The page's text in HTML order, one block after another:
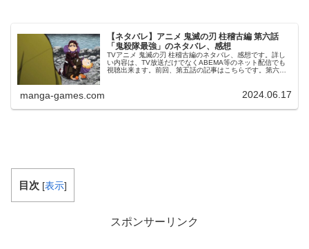
【ネタバレ】アニメ 鬼滅の刃 柱稽古編 第六話
「鬼殺隊最強」のネタバレ、感想
TVアニメ 鬼滅の刃 柱稽古編のネタバレ、感想です。詳し
い内容は、TV放送だけでなくABEMA等のネット配信でも
視聴出来ます。前回、第五話の記事はこちらです。第六話
manga-games.com 2024.06.17
目次 [表示]
スポンサーリンク